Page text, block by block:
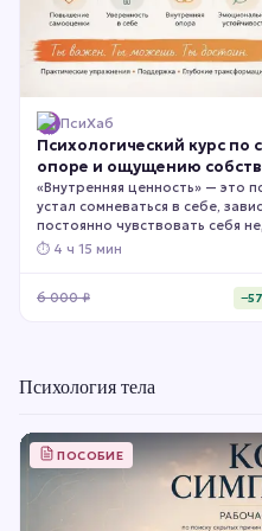
ПсиХаб
Психологический курс по
опоре и ощущению
«Внутренняя ценность» — это
устал сомневаться в себе,
постоянно чувствовать себя
поймёте причины низкой
⏱ 4 ч 15 мин
6 000₽ −57
Психология тела
ПОСОБИЕ